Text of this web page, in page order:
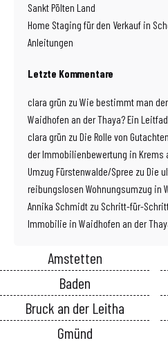
Sankt Pölten Land
Home Staging für den Verkauf in
Anleitungen
Letzte Kommentare
clara grün zu Wie bestimmt man
Waidhofen an der Thaya? Ein
clara grün zu Die Rolle von
der Immobilienbewertung in Krems
Umzug Fürstenwalde/Spree zu Die
reibungslosen Wohnungsumzug in
Annika Schmidt zu Schritt-für-
Immobilie in Waidhofen an der
Amstetten
Baden
Bruck an der Leitha
Gmünd